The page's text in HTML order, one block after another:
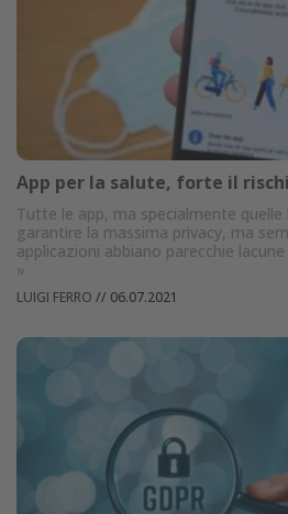
App per la salute, forte il
Tutte le app, ma specialmente
garantire la massima privacy, ma
applicazioni abbiano parecchie
»
LUIGI FERRO // 06.07.2021